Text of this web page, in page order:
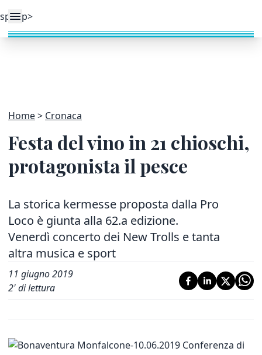
Home Cronaca
Festa del vino in 21 chioschi,
protagonista il pesce
La storica kermesse proposta dalla Pro
Loco è giunta alla 62.a edizione.
Venerdì concerto dei New Trolls e tanta
altra musica e sport
11 giugno 2019
2' di lettura